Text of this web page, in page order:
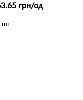
грн/од
шт